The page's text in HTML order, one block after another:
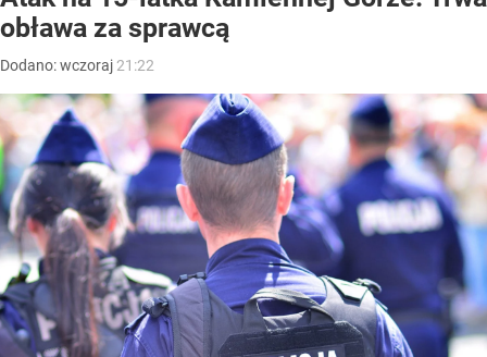
obława za sprawcą
Dodano:wczoraj 21:22